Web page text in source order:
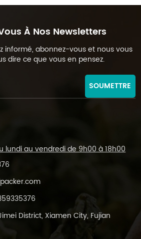
À Nos Newsletters
informé, abonnez-vous et nous vous
dire ce que vous en pensez.
SOUMETTRE
lundi au vendredi de 9h00 à 18h00
District, Xiamen City, Fujian